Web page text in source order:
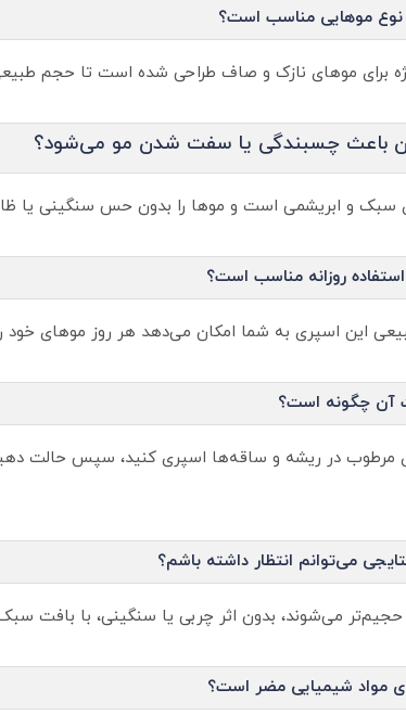
نوع موهایی مناسب است؟
برای موهای نازک و صاف طراحی شده است تا حجم
آن باعث چسبندگی یا سفت شدن مو می‌شود؟
سبک و ابریشمی است و موها را بدون حس سنگینی یا
روزانه مناسب است؟
این اسپری به شما امکان می‌دهد هر روز موهای خود
آن چگونه است؟
در ریشه و ساقه‌ها اسپری کنید، سپس حالت
می‌توانم انتظار داشته باشم؟
مواد شیمیایی مضر است؟